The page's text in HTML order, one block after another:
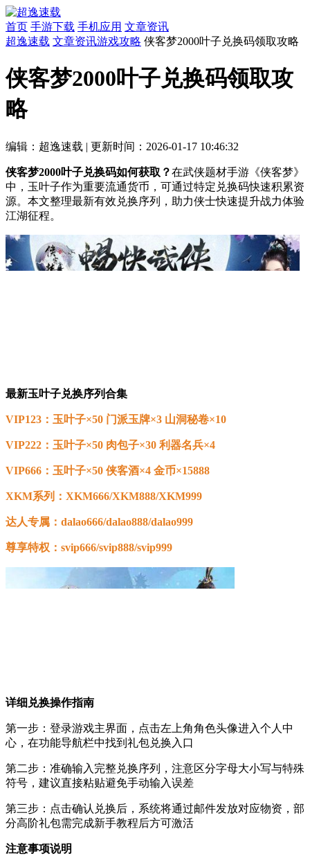
首页 手游下载 手机应用 文章资讯
超逸速载 文章资讯游戏攻略 侠客梦2000叶子兑换码领取攻略
侠客梦2000叶子兑换码领取攻
略
编辑：超逸速载 | 更新时间：2026-01-17 10:46:32
侠客梦2000叶子兑换码如何获取？在武侠题材手游《侠客梦》
中，玉叶子作为重要流通货币，可通过特定兑换码快速积累资
源。本文整理最新有效兑换序列，助力侠士快速提升战力体验
江湖征程。
最新玉叶子兑换序列合集
VIP123：玉叶子×50 门派玉牌×3 山洞秘卷×10
VIP222：玉叶子×50 肉包子×30 利器名兵×4
VIP666：玉叶子×50 侠客酒×4 金币×15888
XKM系列：XKM666/XKM888/XKM999
达人专属：dalao666/dalao888/dalao999
尊享特权：svip666/svip888/svip999
详细兑换操作指南
第一步：登录游戏主界面，点击左上角角色头像进入个人中
心，在功能导航栏中找到礼包兑换入口
第二步：准确输入完整兑换序列，注意区分字母大小写与特殊
符号，建议直接粘贴避免手动输入误差
第三步：点击确认兑换后，系统将通过邮件发放对应物资，部
分高阶礼包需完成新手教程后方可激活
注意事项说明